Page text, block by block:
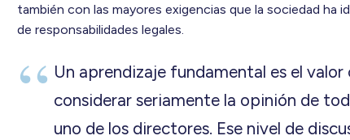
también con las mayores exigencias que la sociedad ha
de responsabilidades legales.
Un aprendizaje fundamental es el
considerar seriamente la opinión de
uno de los directores. Ese nivel de